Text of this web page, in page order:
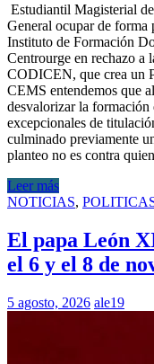
Estudiantil Magisterial
General ocupar de forma
Instituto de Formación
Centrourge en rechazo a
CODICEN, que crea un
CEMS entendemos que
desvalorizar la
excepcionales de
culminado previamente
planteo no es contra
Leer más
NOTICIAS,
El papa León
el 6 y el 8 de
5 agosto, 2026 ale19